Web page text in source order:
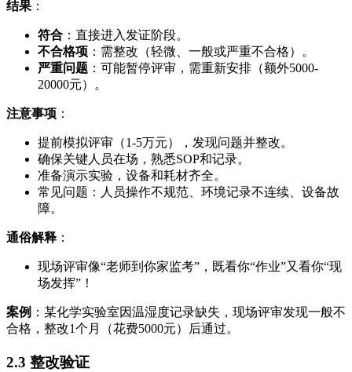
结果：
符合 ：直接进入发证阶段。
不合格项 ：需整改（轻微、一般或严重不合格）。
严重问题 ：可能暂停评审，需重新安排（额外5000-
20000元）。
注意事项 ：
提前模拟评审（1-5万元），发现问题并整改。
确保关键人员在场，熟悉SOP和记录。
准备演示实验，设备和耗材齐全。
常见问题：人员操作不规范、环境记录不连续、设备故
障。
通俗解释 ：
现场评审像“老师到你家监考”，既看你“作业”又看你“现
场发挥”！
案例 ：某化学实验室因温湿度记录缺失，现场评审发现一般不
合格，整改1个月（花费5000元）后通过。
2.3 整改验证